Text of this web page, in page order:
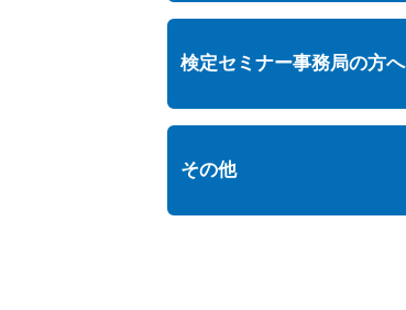
検定セミナー事務局の方へ
その他